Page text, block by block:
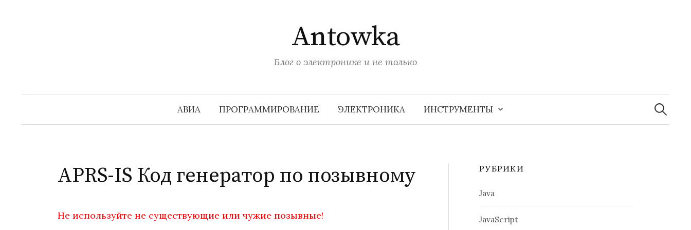
Antowka
Блог о электронике и не только
АВИА ПРОГРАММИРОВАНИЕ ЭЛЕКТРОНИКА ИНСТРУМЕНТЫ
Найти:
APRS-IS Код генератор по позывному
Не используйте не существующие или чужие позывные!
РУБРИКИ
Java
JavaScript